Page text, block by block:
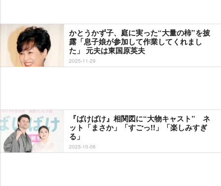
かとうかず子、庭に実った“大量の柿”を披
露「息子娘が参加して作業してくれまし
た」 元夫は東国原英夫
2025-11-29
『ばけばけ』相関図に“大物キャスト” ネ
ット「まさか」「すごっ!!」「楽しみすぎ
る」
2025-10-06